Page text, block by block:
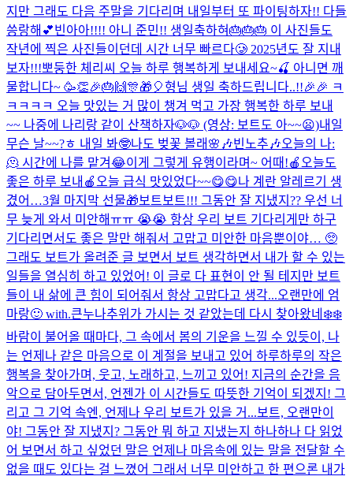
지만 그래도 다음 주말을 기다리며 내일부터 또 파이팅하자!! 다들
씅랑해💕빈아아!!!! 아니 준민!! 생일축하혀🎂🎂🎂 이 사진들도
작년에 찍은 사진들이던데 시간 너무 빠르다🥲 2025년도 잘 지내
보자!!!뽀둥한 체리씨 오늘 하루 행복하게 보내세요~🍒 아니면 깨
물합니다~ 🥳👏🎉🎂🙌🎊🎁🎈형님 생일 축하드립니다..!!🎉🎉 ㅋ
ㅋㅋㅋㅋ 오늘 맛있는 거 많이 챙겨 먹고 가장 행복한 하루 보내
~~ 나중에 나리랑 같이 산책하자🐶🐶 (영상: 보트도 아~~😦)내일
무슨 날~~?ㅎ 내일 봐🤓나도 벚꽃 볼래🌸 🎶빈노추🎶오늘의 나:
🫠 시간에 나를 맡겨😂이게 그렇게 유행이라며~ 어때!🍎오늘도
좋은 하루 보내🍎 오늘 급식 맛있었다~~😋😋나 계란 알레르기 생
겼어…3월 마지막 선물🎁보트보트!!! 그동안 잘 지냈지?? 우선 너
무 늦게 와서 미안해ㅠㅠ 😭😭 항상 우리 보트 기다리게만 하구
기다리면서도 좋은 말만 해줘서 고맙고 미안한 마음뿐이야… 🥺
그래도 보트가 올려준 글 보면서 보트 생각하면서 내가 할 수 있는
일들을 열심히 하고 있었어! 이 글로 다 표현이 안 될 테지만 보트
들이 내 삶에 큰 힘이 되어줘서 항상 고맙다고 생각...오랜만에 엄
마랑🙂 with.큰누나추위가 가시는 것 같았는데 다시 찾아왔네❄️❄️
바람이 불어올 때마다, 그 속에서 봄의 기운을 느낄 수 있듯이, 나
는 언제나 같은 마음으로 이 계절을 보내고 있어 하루하루의 작은
행복을 찾아가며, 웃고, 노래하고, 느끼고 있어! 지금의 순간을 음
악으로 담아두면서, 언젠가 이 시간들도 따뜻한 기억이 되겠지! 그
리고 그 기억 속엔, 언제나 우리 보트가 있을 거...보트, 오랜만이
야! 그동안 잘 지냈지? 그동안 뭐 하고 지냈는지 하나하나 다 읽었
어 보면서 하고 싶었던 말은 언제나 마음속에 있는 말을 전달할 수
없을 때도 있다는 걸 느꼈어 그래서 너무 미안하고 한 편으론 내가